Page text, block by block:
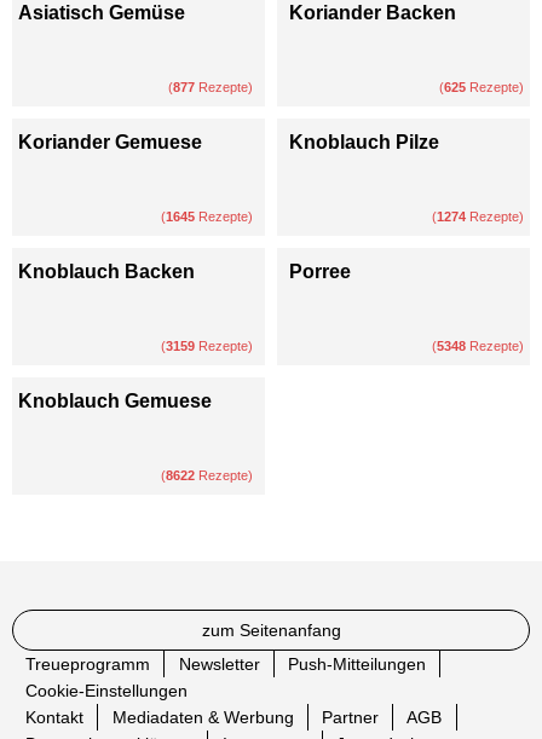
Asiatisch Gemüse
(877 Rezepte)
Koriander Backen
(625 Rezepte)
Koriander Gemuese
(1645 Rezepte)
Knoblauch Pilze
(1274 Rezepte)
Knoblauch Backen
(3159 Rezepte)
Porree
(5348 Rezepte)
Knoblauch Gemuese
(8622 Rezepte)
zum Seitenanfang
Treueprogramm
Newsletter
Push-Mitteilungen
Cookie-Einstellungen
Kontakt
Mediadaten & Werbung Partner
AGB